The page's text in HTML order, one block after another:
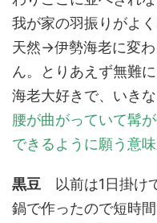
我が家の羽振りがよ
天然→伊勢海老に変
ん。とりあえず無難
海老大好きで、いき
腰が曲がっていて髯
できるように願う意味
黒豆 以前は1日掛け
鍋で作ったので短時